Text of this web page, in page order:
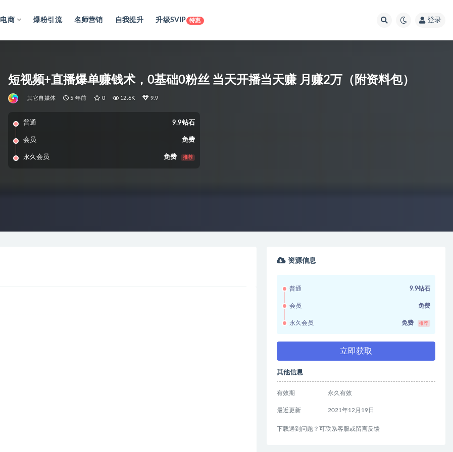
电商 爆粉引流 名师营销 自我提升 升级SVIP 特惠 登录
短视频+直播爆单赚钱术，0基础0粉丝 当天开播当天赚 月赚2万（附资料包）
其它自媒体 5 年前 0 12.6K 9.9
普通 9.9钻石
会员 免费
永久会员 免费 推荐
资源信息
普通 9.9钻石
会员 免费
永久会员 免费 推荐
立即获取
其他信息
有效期 永久有效
最近更新 2021年12月19日
下载遇到问题？可联系客服或留言反馈